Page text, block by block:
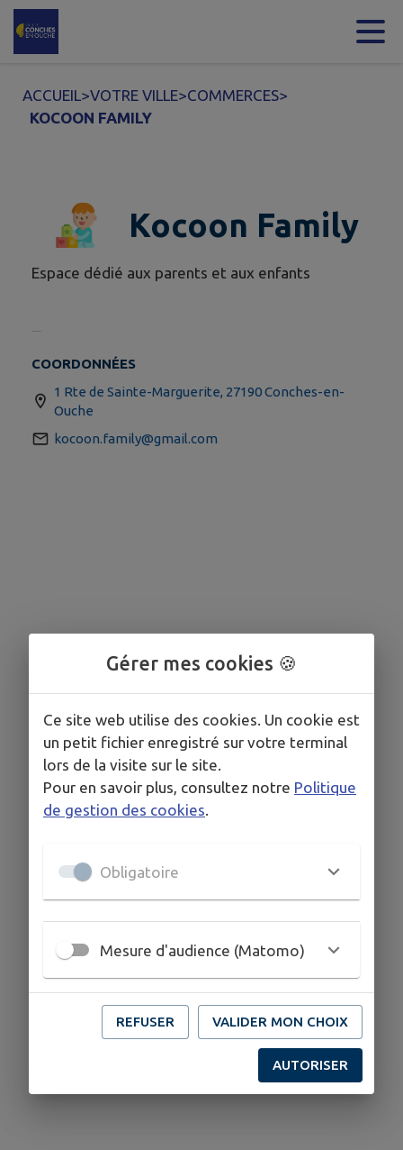
Contenu
ACCUEIL>VOTRE VILLE>COMMERCES>
KOCOON FAMILY
Kocoon Family
Espace dédié aux parents et aux enfants
COORDONNÉES
1 Rte de Sainte-Marguerite, 27190 Conches-en-
Ouche
kocoon.family@gmail.com
Gérer mes cookies 🍪
Ce site web utilise des cookies. Un cookie est
un petit fichier enregistré sur votre terminal
lors de la visite sur le site.
Pour en savoir plus, consultez notre Politique
de gestion des cookies.
Obligatoire
Mesure d'audience (Matomo)
REFUSER VALIDER MON CHOIX
AUTORISER